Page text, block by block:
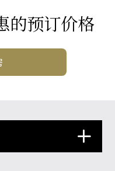
的预订价格